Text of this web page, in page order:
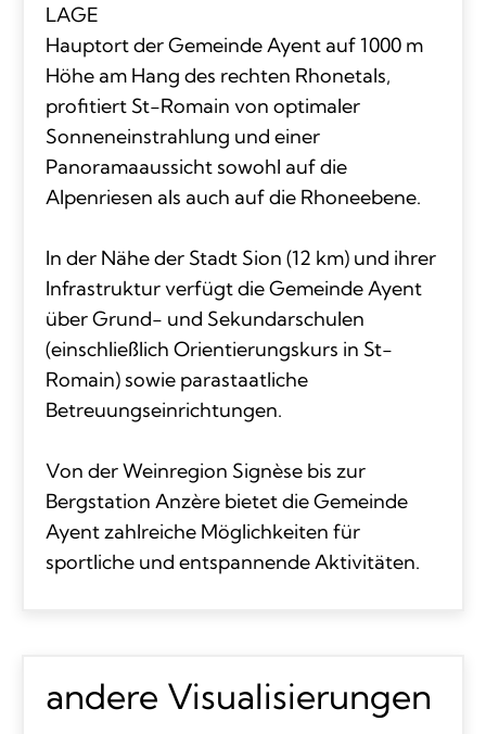
LAGE
Hauptort der Gemeinde Ayent auf 1000 m
Höhe am Hang des rechten Rhonetals,
profitiert St-Romain von optimaler
Sonneneinstrahlung und einer
Panoramaaussicht sowohl auf die
Alpenriesen als auch auf die Rhoneebene.
In der Nähe der Stadt Sion (12 km) und ihrer
Infrastruktur verfügt die Gemeinde Ayent
über Grund- und Sekundarschulen
(einschließlich Orientierungskurs in St-
Romain) sowie parastaatliche
Betreuungseinrichtungen.
Von der Weinregion Signèse bis zur
Bergstation Anzère bietet die Gemeinde
Ayent zahlreiche Möglichkeiten für
sportliche und entspannende Aktivitäten.
andere Visualisierungen